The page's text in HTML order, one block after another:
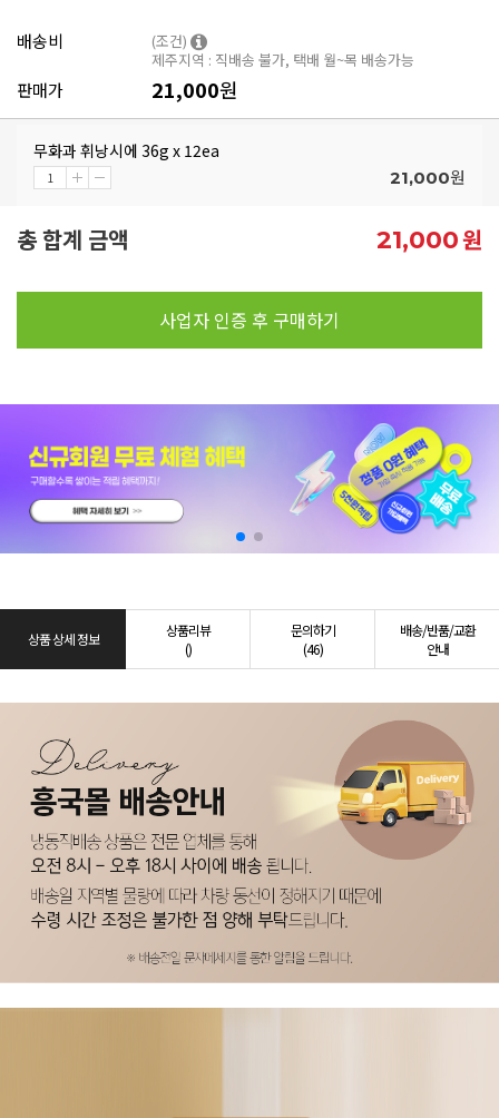
배송비
(조건)
제주지역 : 직배송 불가, 택배 월~목 배송가능
판매가 21,000원
무화과 휘낭시에 36g x 12ea
21,000원
총 합계 금액 21,000원
사업자 인증 후 구매하기
상품 상세 정보
상품리뷰
()
문의하기
(46)
배송/반품/교환
안내